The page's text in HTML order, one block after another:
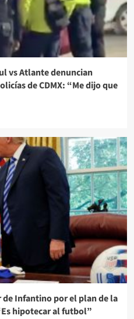
vs Atlante denuncian
de CDMX: “Me dijo que
Infantino por el plan de la
hipotecar al futbol”